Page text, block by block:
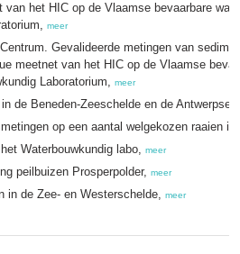
het HIC op de Vlaamse bevaarbare
meer
Gevalideerde metingen van
meetnet van het HIC op de Vlaamse
Laboratorium, meer
de Beneden-Zeeschelde en de Antwerpse
op een aantal welgekozen raaien
Waterbouwkundig labo, meer
peilbuizen Prosperpolder, meer
in de Zee- en Westerschelde, meer